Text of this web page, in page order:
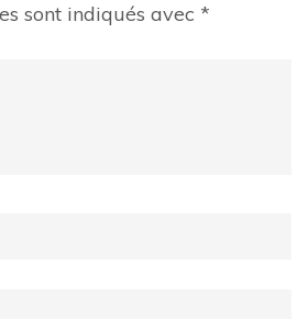
sont indiqués avec *